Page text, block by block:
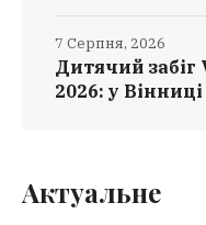
Дитячий забіг
2026: у
7 Серпня, 2026
Актуальне